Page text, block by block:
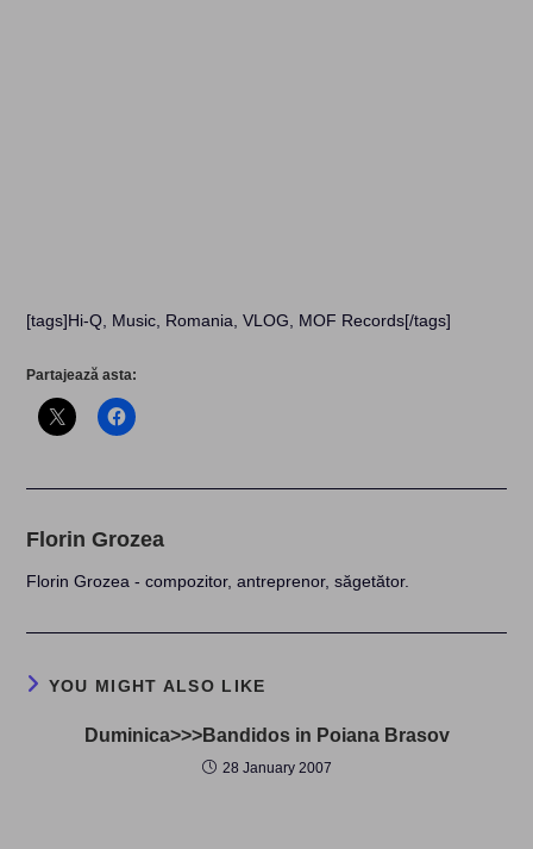
[tags]Hi-Q, Music, Romania, VLOG, MOF Records[/tags]
Partajează asta:
Florin Grozea
Florin Grozea - compozitor, antreprenor, săgetător.
YOU MIGHT ALSO LIKE
Duminica>>>Bandidos in Poiana Brasov
28 January 2007